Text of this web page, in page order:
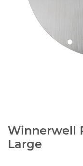
Winnerwell
Large